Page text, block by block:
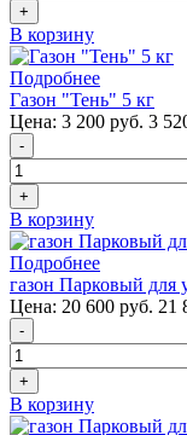
+
В корзину
Подробнее
Газон "Тень" 5 кг
Цена: 3 200 руб. 3
-
+
В корзину
Подробнее
газон Парковый для
Цена: 20 600 руб. 21
-
+
В корзину